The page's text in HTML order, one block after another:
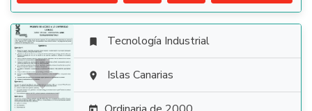

 Tecnología Industrial
 Islas Canarias